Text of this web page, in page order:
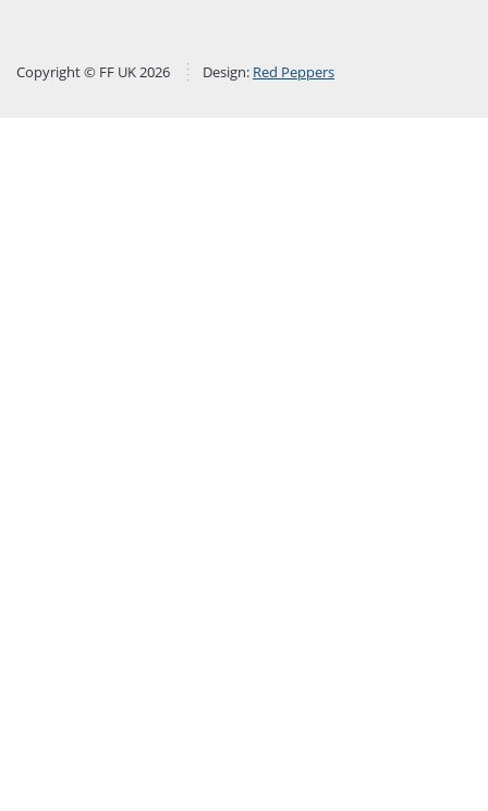
Copyright © FF UK 2026 Design: Red Peppers